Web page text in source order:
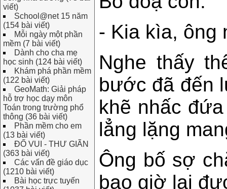
viết)
School@net 15 năm
(154 bài viết)
Mỗi ngày một phần
mềm (7 bài viết)
Dành cho cha mẹ
học sinh (124 bài viết)
Khám phá phần mềm
(122 bài viết)
GeoMath: Giải pháp
hỗ trợ học dạy môn
Toán trong trường phổ
thông (36 bài viết)
Phần mềm cho em
(13 bài viết)
ĐỐ VUI - THƯ GIÃN
(363 bài viết)
Các vấn đề giáo dục
(1210 bài viết)
Bài học trực tuyến
- Kia kìa, ông
Nghe thấy
bước đã đến
khẽ nhấc
lẳng lặng
Ông bố sợ
bao giờ lại